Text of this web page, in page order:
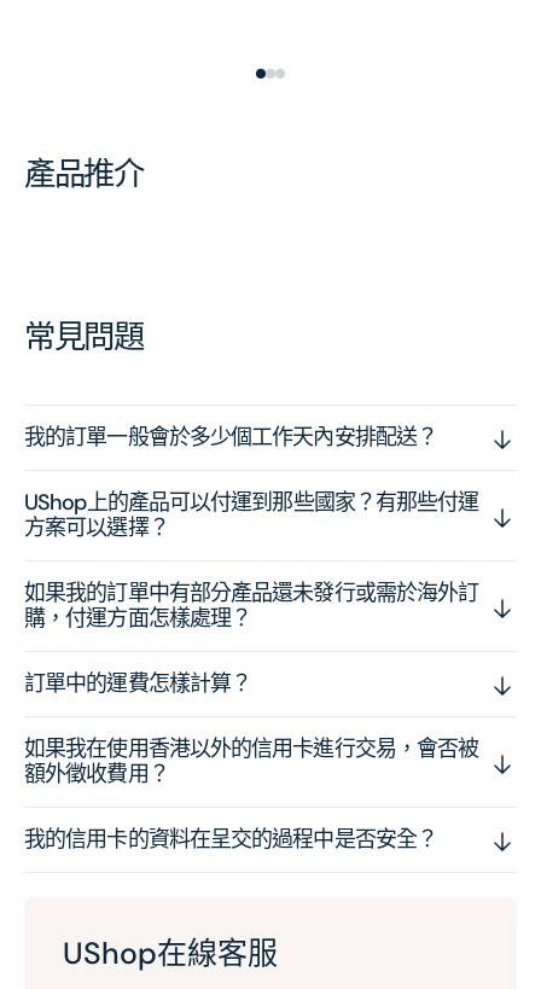
產品推介
常見問題
我的訂單一般會於多少個工作天內安排配送？
UShop上的產品可以付運到那些國家？有那些付運
方案可以選擇？
如果我的訂單中有部分產品還未發行或需於海外訂
購，付運方面怎樣處理？
訂單中的運費怎樣計算？
如果我在使用香港以外的信用卡進行交易，會否被
額外徵收費用？
我的信用卡的資料在呈交的過程中是否安全？
UShop在線客服